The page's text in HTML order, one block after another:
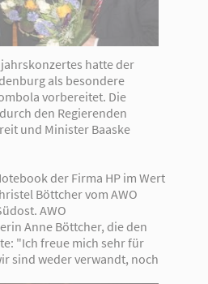
hatte der
als besondere
vorbereitet. Die
den Regierenden
und Minister Baaske
der Firma HP im Wert
Böttcher vom AWO
AWO
Anne Böttcher, die den
"Ich freue mich sehr für
sind weder verwandt, noch